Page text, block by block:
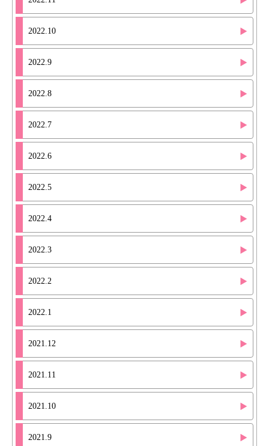
2022.10
2022.9
2022.8
2022.7
2022.6
2022.5
2022.4
2022.3
2022.2
2022.1
2021.12
2021.11
2021.10
2021.9